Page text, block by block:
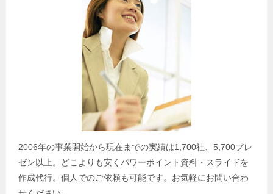
2006年の事業開始から現在までの実績は1,700社、5,700プレ
ゼン以上。どこよりも安くパワーポイント資料・スライドを
作成代行。個人でのご依頼も可能です。お気軽にお問い合わ